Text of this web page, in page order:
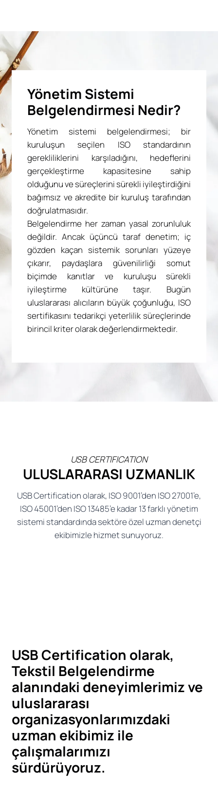
Yönetim Sistemi
Belgelendirmesi Nedir?
Yönetim sistemi belgelendirmesi; bir
kuruluşun seçilen ISO standardının
gerekliliklerini karşıladığını, hedeflerini
gerçekleştirme kapasitesine sahip
olduğunu ve süreçlerini sürekli iyileştirdiğini
bağımsız ve akredite bir kuruluş tarafından
doğrulatmasıdır.
Belgelendirme her zaman yasal zorunluluk
değildir. Ancak üçüncü taraf denetim; iç
gözden kaçan sistemik sorunları yüzeye
çıkarır, paydaşlara güvenilirliği somut
biçimde kanıtlar ve kuruluşu sürekli
iyileştirme kültürüne taşır. Bugün
uluslararası alıcıların büyük çoğunluğu, ISO
sertifikasını tedarikçi yeterlilik süreçlerinde
birincil kriter olarak değerlendirmektedir.
USB CERTIFICATION
ULUSLARARASI UZMANLIK
USB Certification olarak, ISO 9001’den ISO 27001’e,
ISO 45001’den ISO 13485’e kadar 13 farklı yönetim
sistemi standardında sektöre özel uzman denetçi
ekibimizle hizmet sunuyoruz.
USB Certification olarak,
Tekstil Belgelendirme
alanındaki deneyimlerimiz ve
uluslararası
organizasyonlarımızdaki
uzman ekibimiz ile
çalışmalarımızı
sürdürüyoruz.